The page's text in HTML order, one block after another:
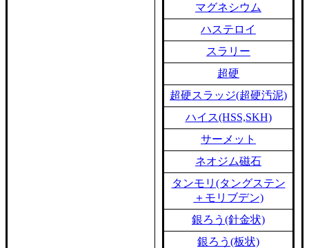
マグネシウム
ハステロイ
スラリー
超硬
超硬スラッジ(超硬汚泥)
ハイス(HSS,SKH)
サーメット
ネオジム磁石
タンモリ(タングステン
＋モリブデン)
銀ろう(針金状)
銀ろう(板状)